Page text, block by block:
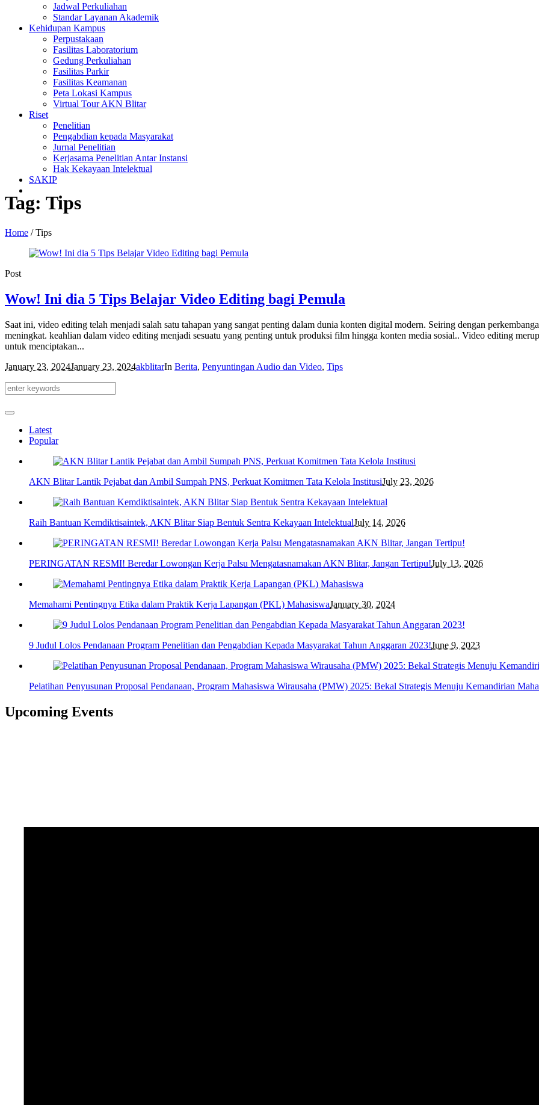
Jadwal Perkuliahan
Standar Layanan Akademik
Kehidupan Kampus
Perpustakaan
Fasilitas Laboratorium
Gedung Perkuliahan
Fasilitas Parkir
Fasilitas Keamanan
Peta Lokasi Kampus
Virtual Tour AKN Blitar
Riset
Penelitian
Pengabdian kepada Masyarakat
Jurnal Penelitian
Kerjasama Penelitian Antar Instansi
Hak Kekayaan Intelektual
SAKIP
Tag: Tips
Home /Tips
Post
Wow! Ini dia 5 Tips Belajar Video Editing bagi Pemula
Saat ini, video editing telah menjadi salah satu tahapan yang sangat penting dalam dunia konten digital modern. Seiring dengan
meningkat. keahlian dalam video editing menjadi sesuatu yang penting untuk produksi film hingga konten media sosial.. Video editing
untuk menciptakan...
January 23, 2024January 23, 2024akblitarIn Berita, Penyuntingan Audio dan Video, Tips
Latest
Popular
AKN Blitar Lantik Pejabat dan Ambil Sumpah PNS, Perkuat Komitmen Tata Kelola InstitusiJuly 23, 2026
Raih Bantuan Kemdiktisaintek, AKN Blitar Siap Bentuk Sentra Kekayaan IntelektualJuly 14, 2026
PERINGATAN RESMI! Beredar Lowongan Kerja Palsu Mengatasnamakan AKN Blitar, Jangan Tertipu!July 13, 2026
Memahami Pentingnya Etika dalam Praktik Kerja Lapangan (PKL) MahasiswaJanuary 30, 2024
9 Judul Lolos Pendanaan Program Penelitian dan Pengabdian Kepada Masyarakat Tahun Anggaran 2023!June 9, 2023
Pelatihan Penyusunan Proposal Pendanaan, Program Mahasiswa Wirausaha (PMW) 2025: Bekal Strategis Menuju Kemandirian
Upcoming Events